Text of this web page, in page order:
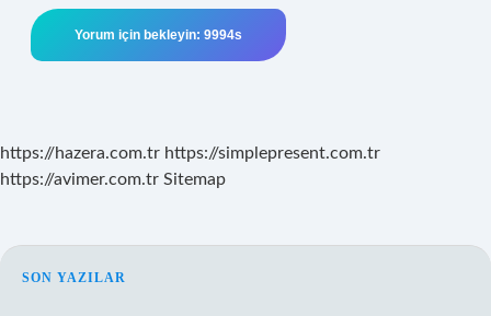
https://hazera.com.tr https://simplepresent.com.tr
https://avimer.com.tr Sitemap
SIDEBAR
SON YAZILAR